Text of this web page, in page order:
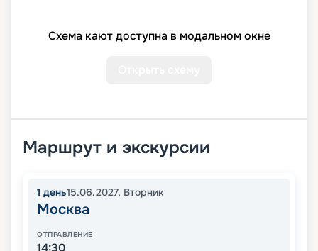
Схема кают доступна в модальном окне
Маршрут и экскурсии
1 день15.06.2027, Вторник
Москва
ОТПРАВЛЕНИЕ
14:30